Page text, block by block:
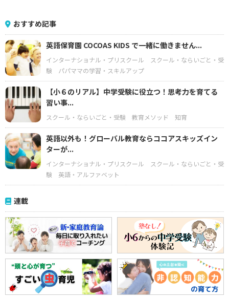
おすすめ記事
英語保育園 COCOAS KIDS で一緒に働きません...
インターナショナル・プリスクール
スクール・ならいごと・受
験
パパママの学習・スキルアップ
【小６のリアル】中学受験に役立つ！思考力を育てる
習い事...
スクール・ならいごと・受験 教育メソッド 知育
英語以外も！グローバル教育ならココアスキッズイン
ターが...
インターナショナル・プリスクール
スクール・ならいごと・受
験
英語・アルファベット
連載